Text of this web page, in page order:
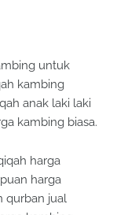
kambing
anak laki laki
kambing biasa.
harga
jual
kambing